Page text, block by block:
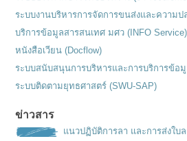
ระบบงานบริหารการจัดการขนส่งและความป
บริการข้อมูลสารสนเทศ มศว (INFO Service)
หนังสือเวียน (Docflow)
ระบบสนับสนุนการบริหารและการบริการข้อ
ระบบติดตามยุทธศาสตร์ (SWU-SAP)
ข่าวสาร
แนวปฏิบัติการลา และการส่งใ